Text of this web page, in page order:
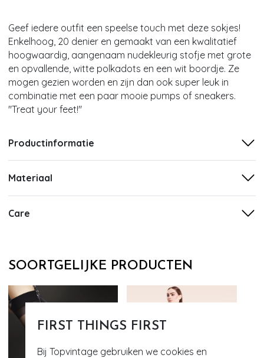
FIRST THINGS FIRST
Bij Topvintage gebruiken we cookies en
Geef iedere outfit een speelse touch met deze sokjes!
Enkelhoog, 20 denier en gemaakt van een kwalitatief
hoogwaardig, aangenaam nudekleurig stofje met grote
en opvallende, witte polkadots en een wit boordje. Ze
mogen gezien worden en zijn dan ook super leuk in
combinatie met een paar mooie pumps of sneakers.
''Treat your feet!''
Productinformatie
Materiaal
Care
SOORTGELIJKE PRODUCTEN